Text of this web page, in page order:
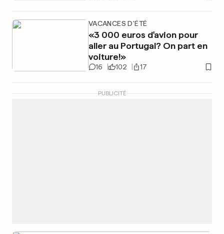
VACANCES D'ÉTÉ
«3 000 euros d'avion pour
aller au Portugal? On part en
voiture!»
16 102 17
PUBLICITÉ